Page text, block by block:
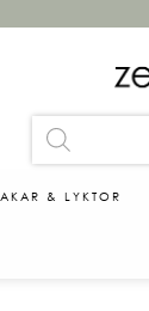
& LYKTOR